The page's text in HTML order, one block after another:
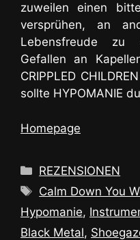
zuweilen einen
versprühen, an
Lebensfreude zu
Gefallen an
CRIPPLED
sollte HYPOMANIE
Homepage
Kategorien
REZENSIONEN
Schlagwörter
Calm Down You
Hypomanie,
Black Metal,